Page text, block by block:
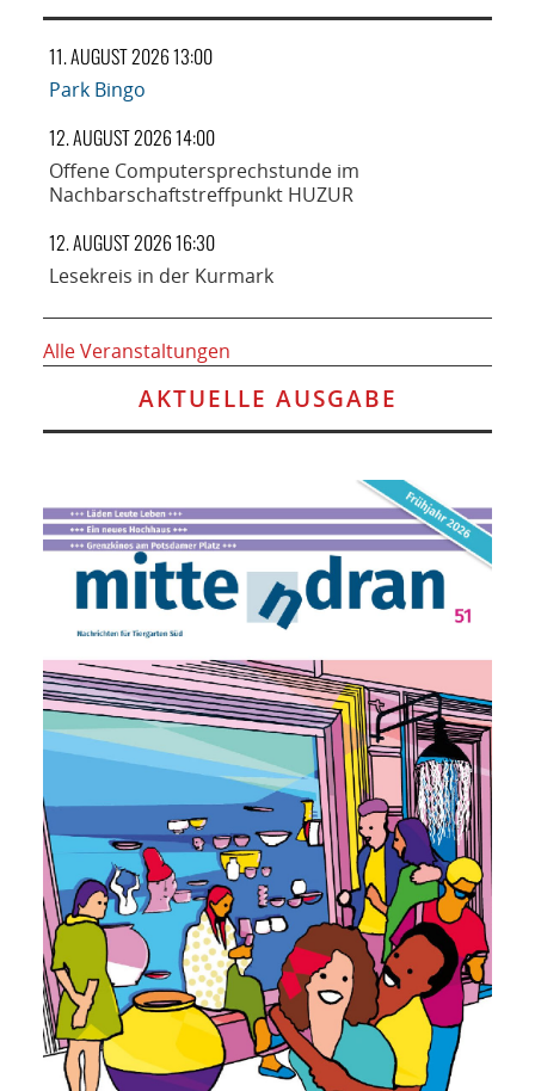
11. AUGUST 2026 13:00
Park Bingo
12. AUGUST 2026 14:00
Offene Computersprechstunde im
Nachbarschaftstreffpunkt HUZUR
12. AUGUST 2026 16:30
Lesekreis in der Kurmark
Alle Veranstaltungen
AKTUELLE AUSGABE